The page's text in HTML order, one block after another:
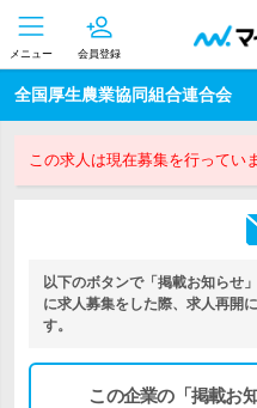
メニュー 会員登録
全国厚生農業協同組合連合会
この求人は現在募集を行ってい
以下のボタンで「掲載お知らせ
に求人募集をした際、求人再開
す。
この企業の「掲載お